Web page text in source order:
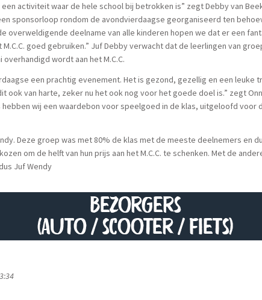
activiteit waar de hele school bij betrokken is” zegt Debby van
sponsorloop rondom de avondvierdaagse georganiseerd ten
overweldigende deelname van alle kinderen hopen we dat er een
goed gebruiken.” Juf Debby verwacht dat de leerlingen van
wordt aan het M.C.C.
een prachtig evenement. Het is gezond, gezellig en een leuke
ook van harte, zeker nu het ook nog voor het goede doel is.” zegt
hebben wij een waardebon voor speelgoed in de klas, uitgeloofd voor
Deze groep was met 80% de klas met de meeste deelnemers en
om de helft van hun prijs aan het M.C.C. te schenken. Met de
Juf Wendy